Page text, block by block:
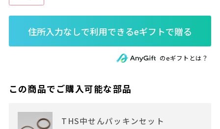
のeギフトとは？
この商品でご購入可能な部品
THS中せんパッキンセット